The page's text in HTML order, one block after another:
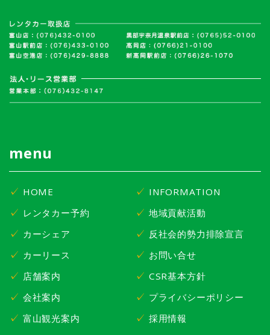
menu
HOME
レンタカー予約
カーシェア
カーリース
店舗案内
会社案内
富山観光案内
INFORMATION
地域貢献活動
反社会的勢力排除宣言
お問い合せ
CSR基本方針
プライバシーポリシー
採用情報